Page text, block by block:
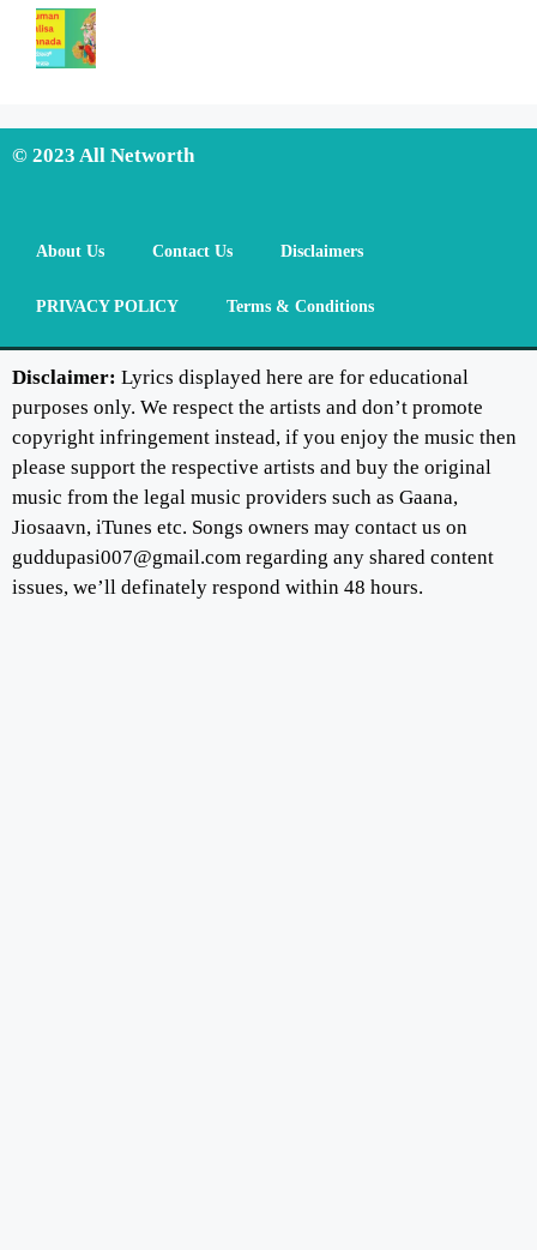
© 2023 All Networth
About Us Contact Us Disclaimers
PRIVACY POLICY Terms & Conditions
Disclaimer: Lyrics displayed here are for educational
purposes only. We respect the artists and don’t promote
copyright infringement instead, if you enjoy the music then
please support the respective artists and buy the original
music from the legal music providers such as Gaana,
Jiosaavn, iTunes etc. Songs owners may contact us on
guddupasi007@gmail.com regarding any shared content
issues, we’ll definately respond within 48 hours.